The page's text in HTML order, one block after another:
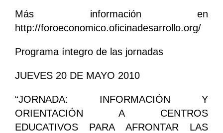
Más información en
http://foroeconomico.oficinadesarrollo.org/
Programa íntegro de las jornadas
JUEVES 20 DE MAYO 2010
“JORNADA: INFORMACIÓN Y
ORIENTACIÓN A CENTROS
EDUCATIVOS PARA AFRONTAR LAS